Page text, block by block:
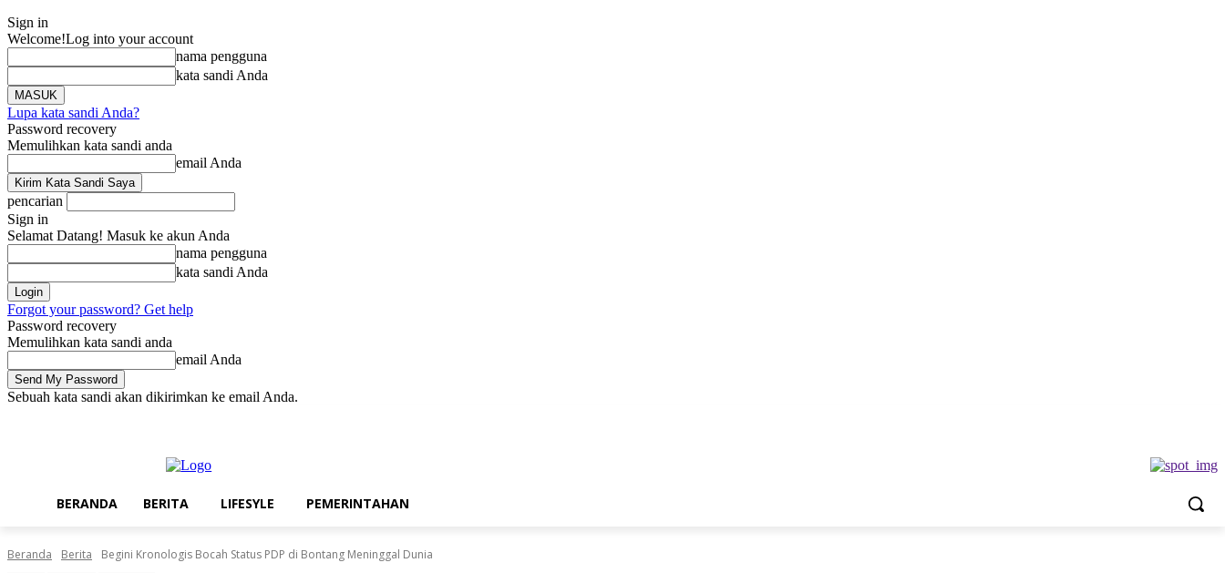
Sign in
Welcome!Log into your account
nama pengguna
kata sandi Anda
Lupa kata sandi Anda?
Password recovery
Memulihkan kata sandi anda
email Anda
pencarian
Sign in
Selamat Datang! Masuk ke akun Anda
nama pengguna
kata sandi Anda
Forgot your password? Get help
Password recovery
Memulihkan kata sandi anda
email Anda
Sebuah kata sandi akan dikirimkan ke email Anda.
BERANDA BERITA LIFESYLE PEMERINTAHAN
Beranda Berita Begini Kronologis Bocah Status PDP di Bontang Meninggal Dunia